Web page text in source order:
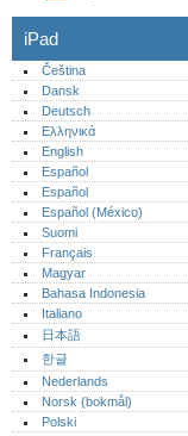
iPad
Čeština
Dansk
Deutsch
Ελληνικά
English
Español
Español
Español (México)‎
Suomi
Français
Magyar
Bahasa Indonesia
Italiano
日本語
한글
Nederlands
Norsk (bokmål)‎
Polski